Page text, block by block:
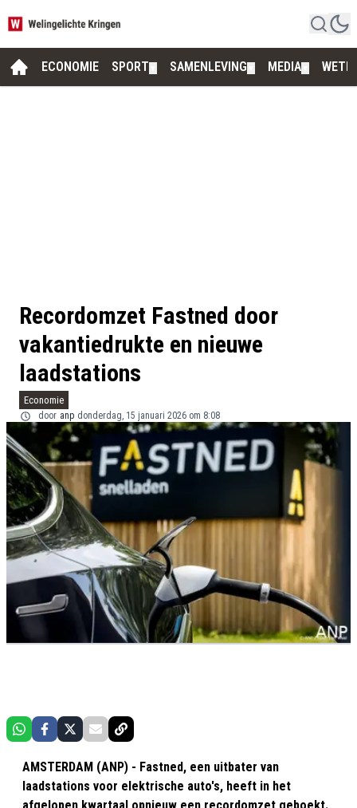
ECONOMIE SPORT SAMENLEVING MEDIA
Recordomzet Fastned door
vakantiedrukte en nieuwe
laadstations
Economie
door anp donderdag, 15 januari 2026 om 8:08
AMSTERDAM (ANP) - Fastned, een uitbater van
laadstations voor elektrische auto's, heeft in het